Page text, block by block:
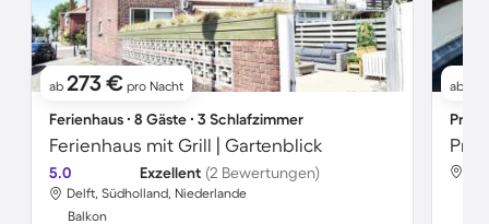
ab 273 € pro Nacht
Ferienhaus ∙ 8 Gäste ∙ 3 Schlafzimmer
Ferienhaus mit Grill | Gartenblick
5.0 Exzellent (2 Bewertungen)
Delft, Südholland, Niederlande
Balkon
ab